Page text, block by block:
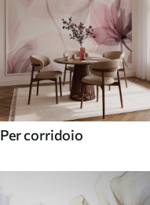
Per corridoio